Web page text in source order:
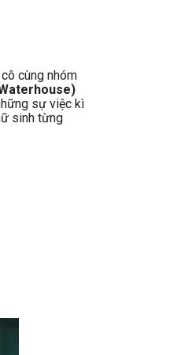
cùng nhóm
sự việc kì
sinh từng